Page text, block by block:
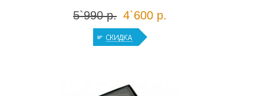
5`990 р. 4`600 р.